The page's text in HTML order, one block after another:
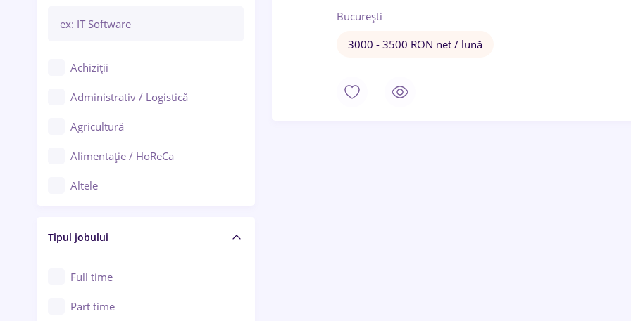
Bacău
Galați (Galați)
Ploiești
Arad
Baia Mare
Achiziții
Administrativ / Logistică
Agricultură
Alimentație / HoReCa
Altele
Asigurări
Au pair / Babysitter / Curățenie
Audit / Consultanță
Tipul jobului
Full time
Part time
București
3000 - 3500 RON net / lună